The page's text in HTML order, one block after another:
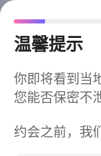
温馨提示
你即将看到当
您能否保密不
约会之前，我